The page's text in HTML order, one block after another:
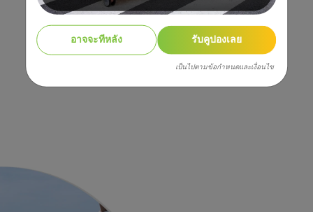
อาจจะทีหลัง รับคูปองเลย
เป็นไปตามข้อกำหนดและเงื่อนไข